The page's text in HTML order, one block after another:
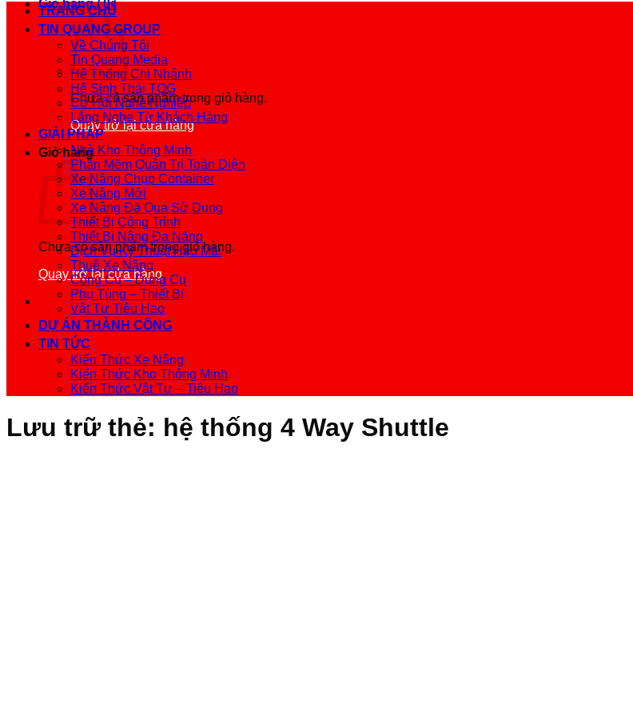
Giỏ hàng /0₫
Chưa có sản phẩm trong giỏ hàng.
Quay trở lại cửa hàng
Giỏ hàng
Chưa có sản phẩm trong giỏ hàng.
Quay trở lại cửa hàng
TRANG CHỦ
TIN QUANG GROUP
Về Chúng Tôi
Tin Quang Media
Hệ Thống Chi Nhánh
Hệ Sinh Thái TQG
Cơ Hội Nghề Nghiệp
Lắng Nghe Từ Khách Hàng
GIẢI PHÁP
Nhà Kho Thông Minh
Phần Mềm Quản Trị Toàn Diện
Xe Nâng Chụp Container
Xe Nâng Mới
Xe Nâng Đã Qua Sử Dụng
Thiết Bị Công Trình
Thiết Bị Nâng Đa Năng
Dịch Vụ Kỹ Thuật Hậu Mãi
Thuê Xe Nâng
Công Cụ – Dụng Cụ
Phụ Tùng – Thiết Bị
Vật Tư Tiêu Hao
DỰ ÁN THÀNH CÔNG
TIN TỨC
Kiến Thức Xe Nâng
Kiến Thức Kho Thông Minh
Kiến Thức Vật Tư – Tiêu Hao
Lưu trữ thẻ: hệ thống 4 Way Shuttle